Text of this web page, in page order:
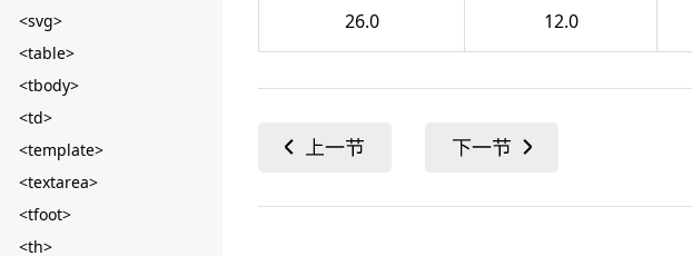
<svg>
<table>
<tbody>
<td>
<template>
<textarea>
<tfoot>
<th>
26.0 12.0